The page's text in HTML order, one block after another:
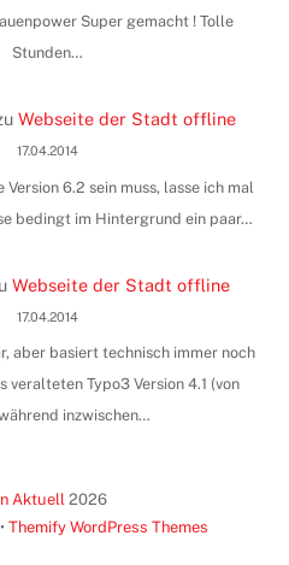
Super gemacht ! Tolle
Stunden…
Webseite der Stadt offline
17.04.2014
6.2 sein muss, lasse ich mal
bedingt im Hintergrund ein paar…
Webseite der Stadt offline
17.04.2014
aber basiert technisch immer noch
veralteten Typo3 Version 4.1 (von
inzwischen…
Aktuell 2026
• Themify WordPress Themes